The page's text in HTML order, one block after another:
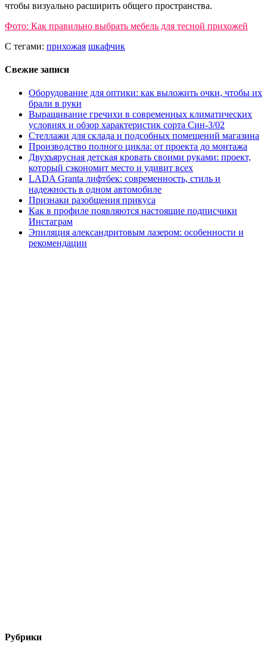
чтобы визуально расширить общего пространства.
Фото: Как правильно выбрать мебель для тесной прихожей
С тегами: прихожая шкафчик
Свежие записи
Оборудование для оптики: как выложить очки, чтобы их
брали в руки
Выращивание гречихи в современных климатических
условиях и обзор характеристик сорта Син-3/02
Стеллажи для склада и подсобных помещений магазина
Производство полного цикла: от проекта до монтажа
Двухъярусная детская кровать своими руками: проект,
который сэкономит место и удивит всех
LADA Granta лифтбек: современность, стиль и
надежность в одном автомобиле
Признаки разобщения прикуса
Как в профиле появляются настоящие подписчики
Инстаграм
Эпиляция александритовым лазером: особенности и
рекомендации
Рубрики